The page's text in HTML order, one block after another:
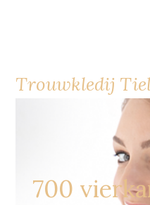
Trouwkledij
700